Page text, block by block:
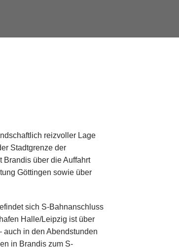
reizvoller Lage
Stadtgrenze der
Brandis über die Auffahrt
Göttingen sowie über
sich S-Bahnanschluss
Halle/Leipzig ist über
auch in den Abendstunden
in Brandis zum S-